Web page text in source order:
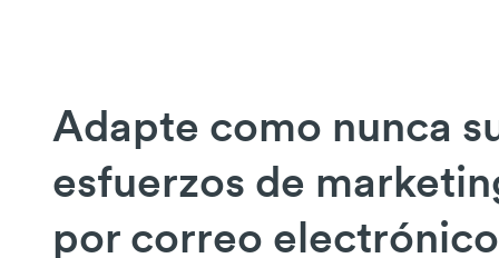
Adapte como nunca
esfuerzos de
por correo electrónico